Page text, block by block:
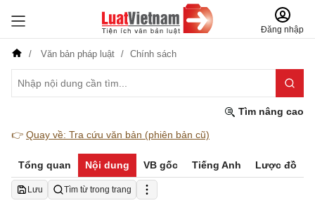
Đăng nhập
Văn bản pháp luật Chính sách
Tìm nâng cao
👉 Quay về: Tra cứu văn bản (phiên bản cũ)
Tổng quan Nội dung VB gốc Tiếng Anh Lược đồ
Lưu Tìm từ trong trang